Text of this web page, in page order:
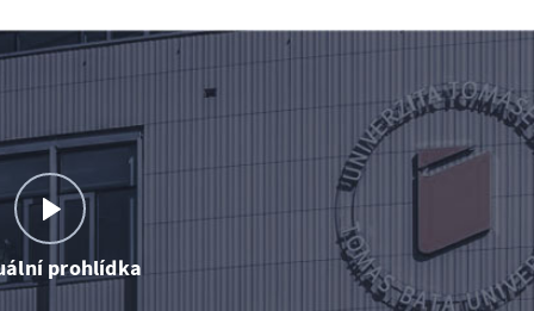
prohlídka